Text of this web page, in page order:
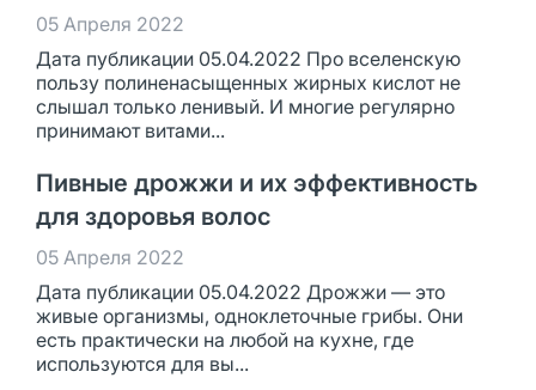
05 Апреля 2022
Дата публикации 05.04.2022 Про вселенскую
пользу полиненасыщенных жирных кислот не
слышал только ленивый. И многие регулярно
принимают витами...
Пивные дрожжи и их эффективность
для здоровья волос
05 Апреля 2022
Дата публикации 05.04.2022 Дрожжи — это
живые организмы, одноклеточные грибы. Они
есть практически на любой на кухне, где
используются для вы...